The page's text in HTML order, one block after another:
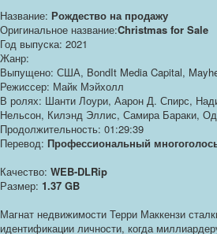
Название: Рождество на продажу
Оригинальное название:Christmas for Sale
Год выпуска: 2021
Жанр:
Выпущено: США, BondIt Media Capital,
Режиссер: Майк Мэйхолл
В ролях: Шанти Лоури, Аарон Д. Спирс,
Нельсон, Килэнд Эллис, Самира Бараки,
Продолжительность: 01:29:39
Перевод: Профессиональный
Качество: WEB-DLRip
Размер: 1.37 GB
Магнат недвижимости Терри Маккензи
идентификации личности, когда